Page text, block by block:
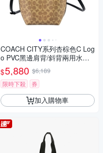
COACH CITY系列杏棕色C Log
o PVC黑邊肩背/斜背兩用水桶
包
$5,880 $6,189
限時下殺
券
加入購物車